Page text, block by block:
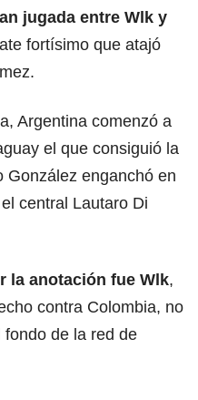
jugada entre Wlk y
fortísimo que atajó
Argentina comenzó a
el que consiguió la
González enganchó en
central Lautaro Di
la anotación fue Wlk,
contra Colombia, no
de la red de